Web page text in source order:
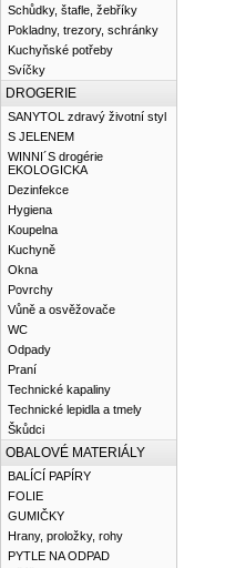
Schůdky, štafle, žebříky
Pokladny, trezory, schránky
Kuchyňské potřeby
Svíčky
DROGERIE
SANYTOL zdravý životní styl
S JELENEM
WINNI´S drogérie
EKOLOGICKA
Dezinfekce
Hygiena
Koupelna
Kuchyně
Okna
Povrchy
Vůně a osvěžovače
WC
Odpady
Praní
Technické kapaliny
Technické lepidla a tmely
Škůdci
OBALOVÉ MATERIÁLY
BALÍCÍ PAPÍRY
FOLIE
GUMIČKY
Hrany, proložky, rohy
PYTLE NA ODPAD